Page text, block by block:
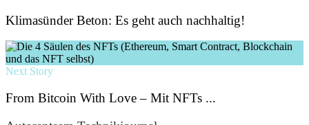
Klimasünder Beton: Es geht auch nachhaltig!
Next Story
From Bitcoin With Love – Mit NFTs ...